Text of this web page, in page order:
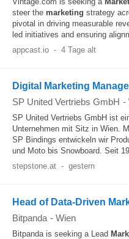
steer the marketing strategy
pivotal in driving measurable
led initiatives and ensuring
appcast.io - 4 Tage alt
Digital Marketing
SP United Vertriebs GmbH -
SP United Vertriebs GmbH ist
Unternehmen mit Sitz in Wien.
SP Bindings entwickeln wir
und Moto bis Snowboard. Seit
stepstone.at - gestern
Head of Data-Driven
Bitpanda - Wien
Bitpanda is seeking a Lead